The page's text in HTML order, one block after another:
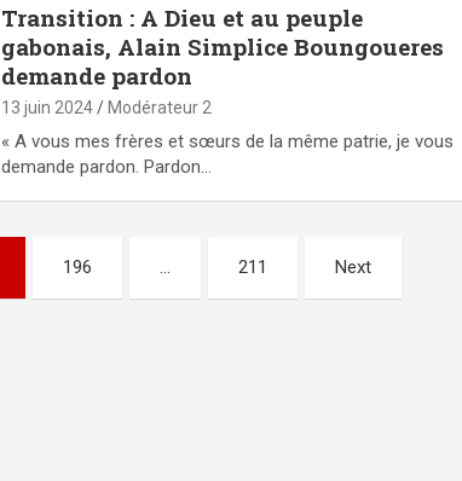
Transition : A Dieu et au peuple
gabonais, Alain Simplice Boungoueres
demande pardon
13 juin 2024 Modérateur 2
« A vous mes frères et sœurs de la même patrie, je vous
demande pardon. Pardon…
196 … 211 Next